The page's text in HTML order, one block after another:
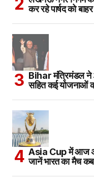
कर रहे पार्षद को
Bihar मंत्रिमंडल ने
सहित कई योजनाओं
Asia Cup में आज
जानें भारत का मैच